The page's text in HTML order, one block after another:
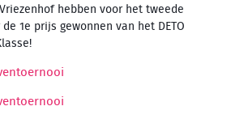
hebben voor het tweede
1e prijs gewonnen van het DETO